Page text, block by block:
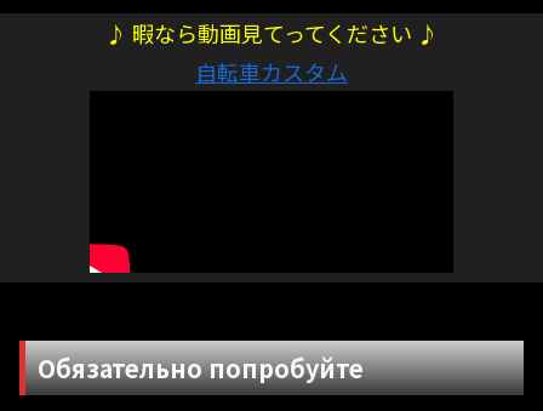
♪ 暇なら動画見てってください ♪
自転車カスタム
Обязательно попробуйте